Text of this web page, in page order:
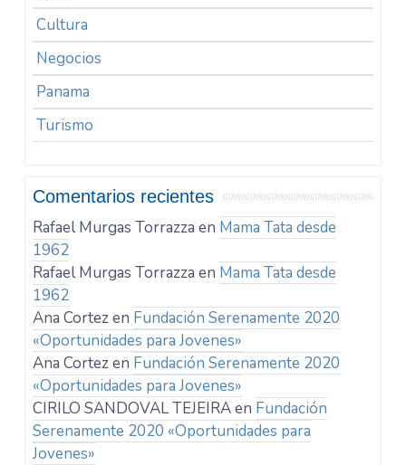
Cultura
Negocios
Panama
Turismo
Comentarios recientes
Rafael Murgas Torrazza en Mama Tata desde
1962
Rafael Murgas Torrazza en Mama Tata desde
1962
Ana Cortezen Fundación Serenamente 2020
«Oportunidades para Jovenes»
Ana Cortezen Fundación Serenamente 2020
«Oportunidades para Jovenes»
CIRILO SANDOVAL TEJEIRAen Fundación
Serenamente 2020 «Oportunidades para
Jovenes»